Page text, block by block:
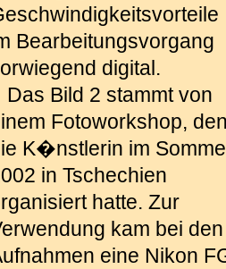
Bearbeitungsvorgang
digital.
Das Bild 2 stammt von
Fotoworkshop,
K�nstlerin im
in Tschechien
hatte. Zur
kam bei den
eine Nikon